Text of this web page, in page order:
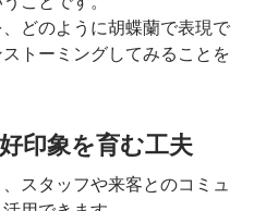
どのように胡蝶蘭で表現で
トーミングしてみることを
印象を育む工夫
スタッフや来客とのコミュ